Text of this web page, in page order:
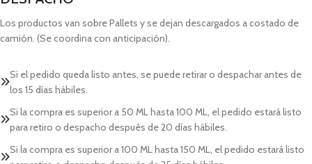
Los productos van sobre Pallets y se dejan descargados a costado de
camión. (Se coordina con anticipación).
Si el pedido queda listo antes, se puede retirar o despachar antes de
los 15 días hábiles.
Si la compra es superior a 50 ML hasta 100 ML, el pedido estará listo
para retiro o despacho después de 20 días hábiles.
Si la compra es superior a 100 ML hasta 150 ML, el pedido estará listo